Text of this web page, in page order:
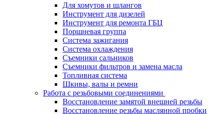
Для хомутов и шлангов
Инструмент для дизелей
Инструмент для ремонта ГБЦ
Поршневая группа
Система зажигания
Система охлаждения
Съемники сальников
Съемники фильтров и замена масла
Топливная система
Шкивы, валы и ремни
Работа с резьбовыми соединениями
Восстановление замятой внешней резьбы
Восстановление резьбы маслянной пробки